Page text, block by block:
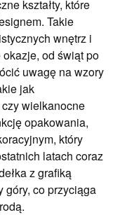
kształty, które
Takie
wnętrz i
od świąt po
uwagę na wzory
jak
wielkanocne
opakowania,
który
latach coraz
z grafiką
góry, co przyciąga